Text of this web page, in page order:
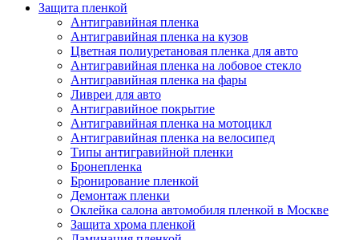
Защита пленкой
Антигравийная пленка
Антигравийная пленка на кузов
Цветная полиуретановая пленка для авто
Антигравийная пленка на лобовое стекло
Антигравийная пленка на фары
Ливреи для авто
Антигравийное покрытие
Антигравийная пленка на мотоцикл
Антигравийная пленка на велосипед
Типы антигравийной пленки
Бронепленка
Бронирование пленкой
Демонтаж пленки
Оклейка салона автомобиля пленкой в Москве
Защита хрома пленкой